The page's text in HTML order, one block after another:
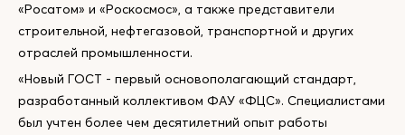
«Росатом» и «Роскосмос», а также представители
строительной, нефтегазовой, транспортной и других
отраслей промышленности.
«Новый ГОСТ - первый основополагающий стандарт,
разработанный коллективом ФАУ «ФЦС». Специалистами
был учтен более чем десятилетний опыт работы